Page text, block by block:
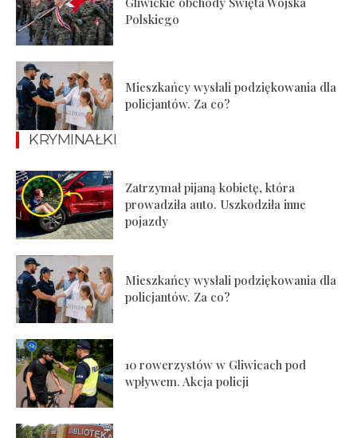
Polskiego
Mieszkańcy wysłali podziękowania dla
policjantów. Za co?
KRYMINAŁKI
Zatrzymał pijaną kobietę, która
prowadziła auto. Uszkodziła inne
pojazdy
Mieszkańcy wysłali podziękowania dla
policjantów. Za co?
10 rowerzystów w Gliwicach pod
wpływem. Akcja policji